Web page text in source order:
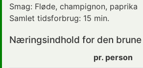
Smag: Fløde, champignon, paprika
Samlet tidsforbrug: 15 min.
Næringsindhold for den
pr. person